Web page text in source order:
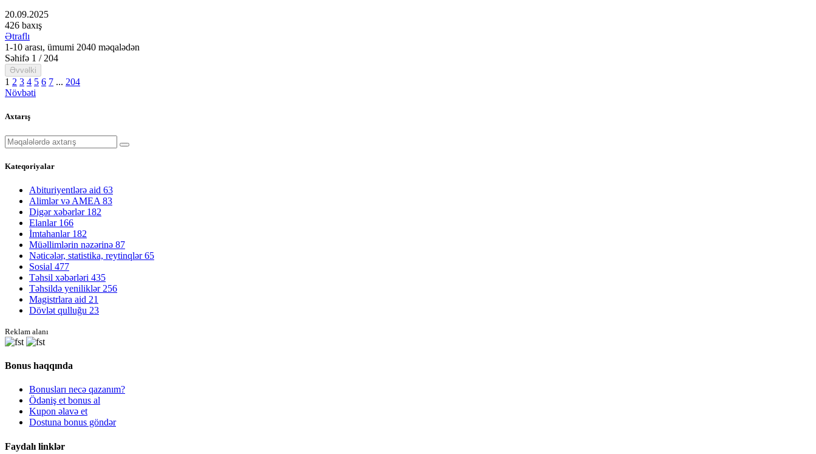
20.09.2025
426 baxış
Ətraflı
1-10 arası, ümumi 2040 məqalədən
Səhifə 1 / 204
Əvvəlki
1 2 3 4 5 6 7 ... 204
Növbəti
Axtarış
Kateqoriyalar
Abituriyentlərə aid 63
Alimlər və AMEA 83
Digər xəbərlər 182
Elanlar 166
İmtahanlar 182
Müəllimlərin nəzərinə 87
Nəticələr, statistika, reytinqlər65
Sosial 477
Təhsil xəbərləri 435
Təhsildə yeniliklər 256
Magistrlara aid 21
Dövlət qulluğu 23
Reklam alanı
Bonus haqqında
Bonusları necə qazanım?
Ödəniş et bonus al
Kupon əlavə et
Dostuna bonus göndər
Faydalı linklər